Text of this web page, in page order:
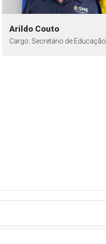
Arildo Couto
Cargo: Secretário de Educação